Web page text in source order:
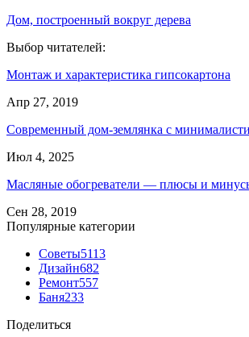
Дом, построенный вокруг дерева
Выбор читателей:
Монтаж и характеристика гипсокартона
Апр 27, 2019
Современный дом-землянка с
Июл 4, 2025
Масляные обогреватели — плюсы и
Сен 28, 2019
Популярные категории
Советы5113
Дизайн682
Ремонт557
Баня233
Поделиться